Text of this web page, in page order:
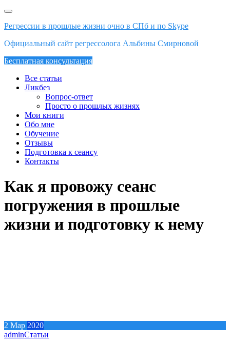
Skip
content
Регрессии в прошлые жизни очно в СПб и по Skype
Официальный сайт регрессолога Альбины Смирновой
Бесплатная консультация
Все статьи
Ликбез
Вопрос-ответ
Просто о прошлых жизнях
Мои книги
Обо мне
Обучение
Отзывы
Подготовка к сеансу
Контакты
Как я провожу сеанс
погружения в прошлые
жизни и подготовку к нему
2 Мар 2020
adminСтатьи